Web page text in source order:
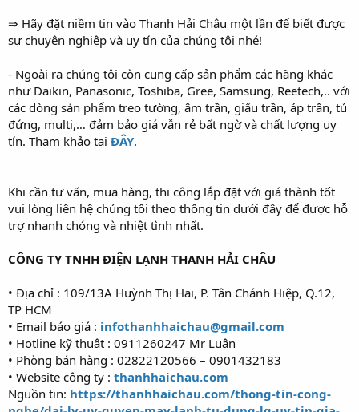
⇒ Hãy đặt niềm tin vào Thanh Hải Châu một lần để biết được
sự chuyên nghiệp và uy tín của chúng tôi nhé!
- Ngoài ra chúng tôi còn cung cấp sản phẩm các hãng khác
như Daikin, Panasonic, Toshiba, Gree, Samsung, Reetech,.. với
các dòng sản phẩm treo tường, âm trần, giấu trần, áp trần, tủ
đứng, multi,… đảm bảo giá vẫn rẻ bất ngờ và chất lượng uy
tín. Tham khảo tại ĐÂY.
Khi cần tư vấn, mua hàng, thi công lắp đặt với giá thành tốt
vui lòng liên hệ chúng tôi theo thông tin dưới đây để được hỗ
trợ nhanh chóng và nhiệt tình nhất.
CÔNG TY TNHH ĐIỆN LẠNH THANH HẢI CHÂU
• Địa chỉ : 109/13A Huỳnh Thị Hai, P. Tân Chánh Hiệp, Q.12,
TP HCM
• Email báo giá : infothanhhaichau@gmail.com
• Hotline kỹ thuật : 0911260247 Mr Luân
• Phòng bán hàng : 02822120566 – 0901432183
• Website công ty : thanhhaichau.com
Nguồn tin: https://thanhhaichau.com/thong-tin-cong-